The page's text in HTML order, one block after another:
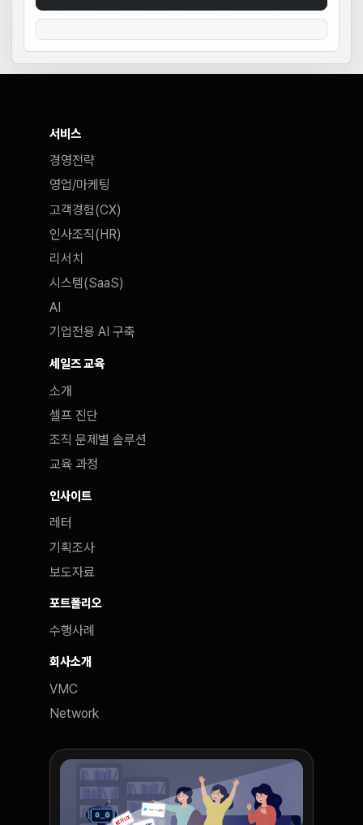
서비스
경영전략
영업/마케팅
고객경험(CX)
인사조직(HR)
리서치
시스템(SaaS)
AI
기업전용 AI 구축
세일즈 교육
소개
셀프 진단
조직 문제별 솔루션
교육 과정
인사이트
레터
기획조사
보도자료
포트폴리오
수행사례
회사소개
VMC
Network